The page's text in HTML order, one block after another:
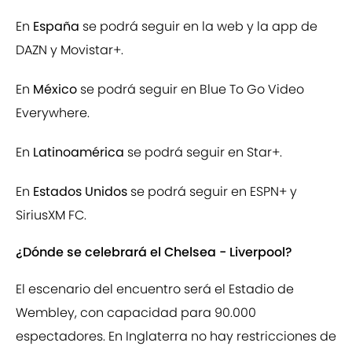
En España se podrá seguir en la web y la app de
DAZN y Movistar+.
En México se podrá seguir en Blue To Go Video
Everywhere.
En Latinoamérica se podrá seguir en Star+.
En Estados Unidos se podrá seguir en ESPN+ y
SiriusXM FC.
¿Dónde se celebrará el Chelsea - Liverpool?
El escenario del encuentro será el Estadio de
Wembley, con capacidad para 90.000
espectadores. En Inglaterra no hay restricciones de